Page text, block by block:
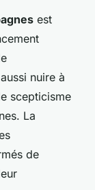
est
nuire à
scepticisme
La
de